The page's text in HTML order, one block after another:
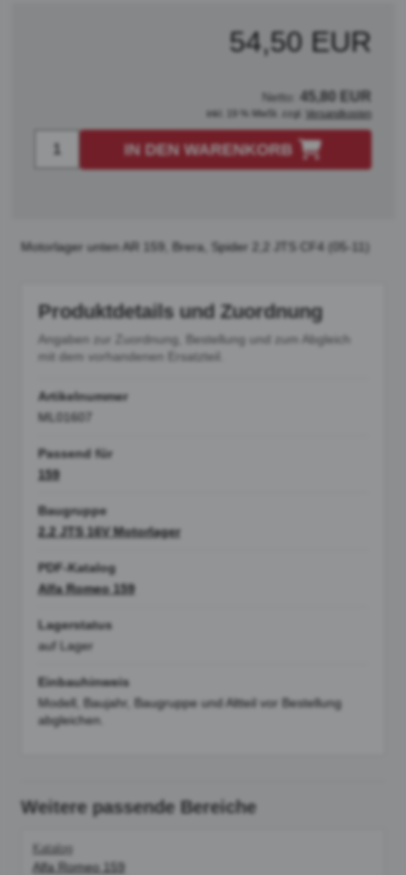
54,50 EUR
Netto: 45,80 EUR
inkl. 19 % MwSt. zzgl. Versandkosten
IN DEN WARENKORB
Motorlager unten AR 159, Brera, Spider 2,2 JTS CF4 (05-11)
Produktdetails und Zuordnung
Angaben zur Zuordnung, Bestellung und zum Abgleich
mit dem vorhandenen Ersatzteil.
Artikelnummer
ML01607
Passend für
159
Baugruppe
2.2 JTS 16V Motorlager
PDF-Katalog
Alfa Romeo 159
Lagerstatus
auf Lager
Einbauhinweis
Modell, Baujahr, Baugruppe und Altteil vor Bestellung
abgleichen.
Weitere passende Bereiche
Katalog
Alfa Romeo 159